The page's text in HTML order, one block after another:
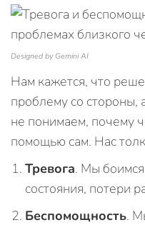
Designed by Gemini AI
Нам кажется, что
проблему со стороны,
не понимаем, почему
помощью сам. Нас
Тревога. Мы
состояния, потери
Беспомощность.